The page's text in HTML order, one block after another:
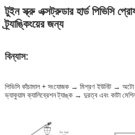
টুইন স্ক্রু এক্সট্রুডার হার্ড পিভিসি
ট্র্যাঙ্কিংয়ের জন্য
বিন্যাস:
পিভিসি কাঁচামাল + সংযোজক → মিশ্রণ ইউনিট →
ভ্যাকুয়াম ক্যালিব্রেশন ট্যাঙ্ক → দুরত্ব এবং কাটা